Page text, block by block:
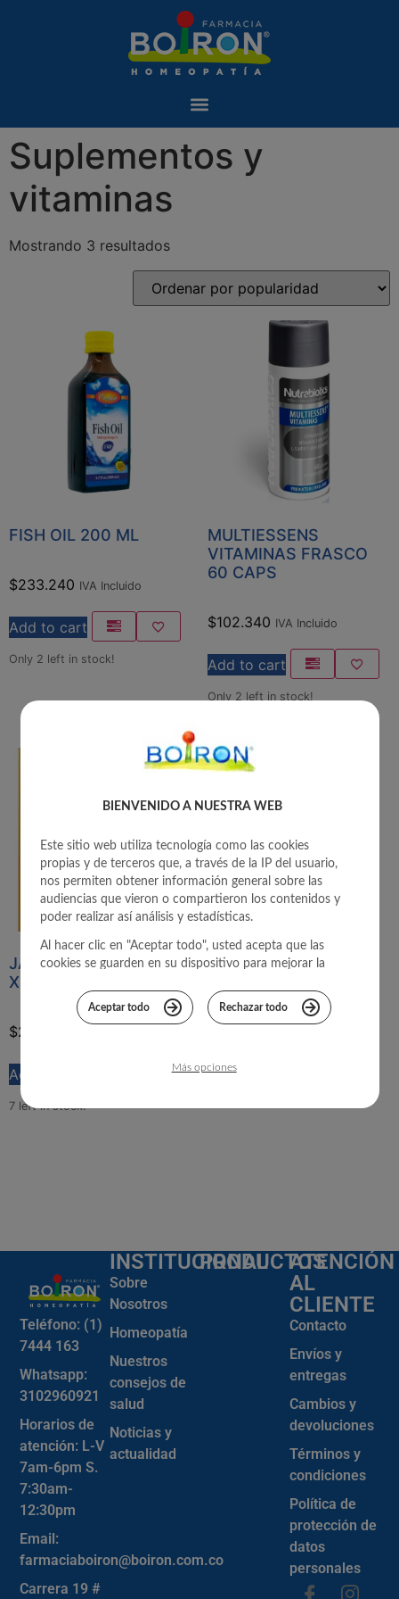
Suplementos y
vitaminas
Mostrando 3 resultados
FISH OIL 200 ML
$233.240 IVA Incluido
Add to cart
Only 2 left in stock!
MULTIESSENS
VITAMINAS FRASCO
60 CAPS
$102.340 IVA Incluido
Add to cart
Only 2 left in stock!
JARRODOPHILUS E.P.S
X 60
$221.221
Add to cart
7 left in stock!
Teléfono: (1)
7444 163
Whatsapp:
3102960921
Horarios de
atención: L-V
7am-6pm S.
7:30am-
12:30pm
Email:
farmaciaboiron@boiron.com.co
Carrera 19 #
INSTITUCIONAL
Sobre
Nosotros
Homeopatía
Nuestros
consejos de
salud
Noticias y
actualidad
PRODUCTOSATENCIÓN
AL
CLIENTE
Contacto
Envíos y
entregas
Cambios y
devoluciones
Términos y
condiciones
Política de
protección de
datos
personales
BIENVENIDO A NUESTRA WEB
Este sitio web utiliza tecnología como las cookies
propias y de terceros que, a través de la IP del usuario,
nos permiten obtener información general sobre las
audiencias que vieron o compartieron los contenidos y
poder realizar así análisis y estadísticas.
Al hacer clic en "Aceptar todo", usted acepta que las
cookies se guarden en su dispositivo para mejorar la
colaborar con nuestros estudios de marketing para
brindarle una mejor experiencia.
Aceptar todo Rechazar todo
Más opciones